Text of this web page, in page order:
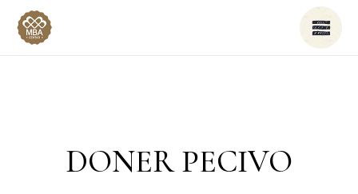
DONER PECIVO